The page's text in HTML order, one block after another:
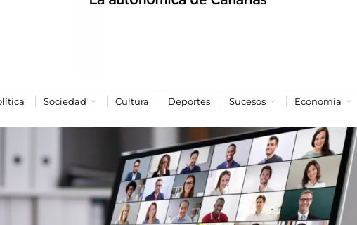
Sociedad Cultura Deportes Sucesos Economía